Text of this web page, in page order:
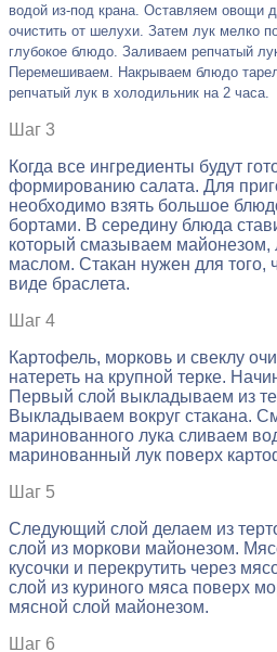
водой из-под крана. Оставляем овощи
очистить от шелухи. Затем лук мелко
глубокое блюдо. Заливаем репчатый
Перемешиваем. Накрываем блюдо
репчатый лук в холодильник на 2 часа.
Шаг 3
Когда все ингредиенты будут
формированию салата. Для
необходимо взять большое
бортами. В середину блюда
который смазываем майонезом,
маслом. Стакан нужен для того,
виде браслета.
Шаг 4
Картофель, морковь и свеклу
натереть на крупной терке.
Первый слой выкладываем из
Выкладываем вокруг стакана.
маринованного лука сливаем
маринованный лук поверх
Шаг 5
Следующий слой делаем из
слой из моркови майонезом.
кусочки и перекрутить через
слой из куриного мяса поверх
мясной слой майонезом.
Шаг 6